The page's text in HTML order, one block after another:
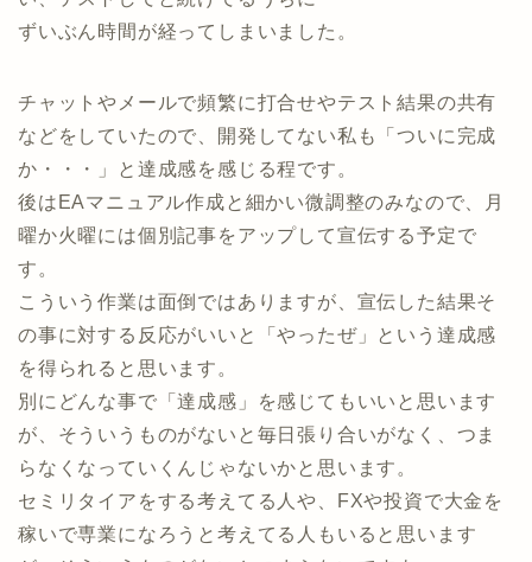
ずいぶん時間が経ってしまいました。
チャットやメールで頻繁に打合せやテスト結果の共有
などをしていたので、開発してない私も「ついに完成
か・・・」と達成感を感じる程です。
後はEAマニュアル作成と細かい微調整のみなので、月
曜か火曜には個別記事をアップして宣伝する予定で
す。
こういう作業は面倒ではありますが、宣伝した結果そ
の事に対する反応がいいと「やったぜ」という達成感
を得られると思います。
別にどんな事で「達成感」を感じてもいいと思います
が、そういうものがないと毎日張り合いがなく、つま
らなくなっていくんじゃないかと思います。
セミリタイアをする考えてる人や、FXや投資で大金を
稼いで専業になろうと考えてる人もいると思います